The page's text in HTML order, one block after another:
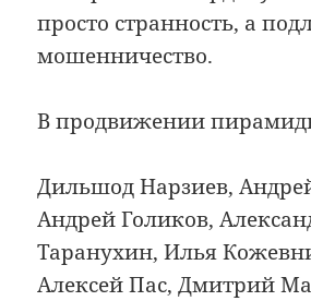
просто странность, а
мошенничество.
В продвижении
Дильшод Нарзиев,
Андрей Голиков,
Таранухин, Илья
Алексей Пас, Дмитрий